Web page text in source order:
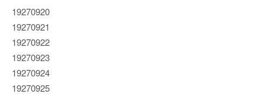
19270920
19270921
19270922
19270923
19270924
19270925